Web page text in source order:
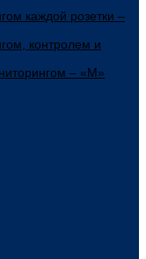
каждой розетки –
контролем и
– «М»